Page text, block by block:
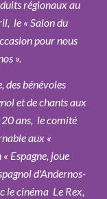
régionaux au
le « Salon du
pour nous
».
des bénévoles
et de chants aux
20 ans, le comité
aux «
Espagne, joue
d'Andernos-
le cinéma Le Rex,